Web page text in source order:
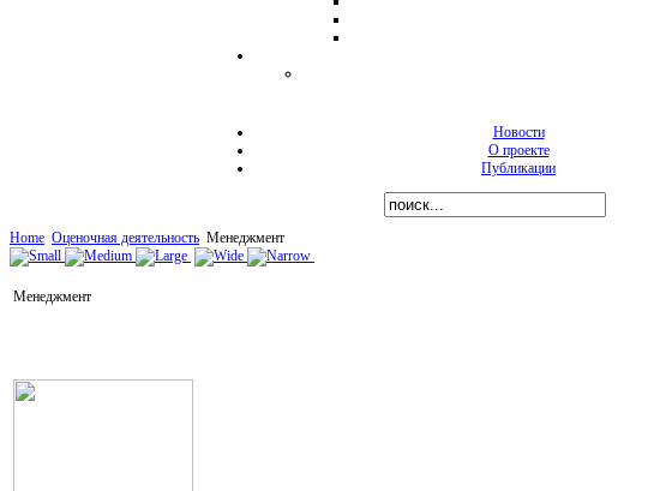
Новости
О проекте
Публикации
Home Оценочная деятельность Менеджмент
Менеджмент